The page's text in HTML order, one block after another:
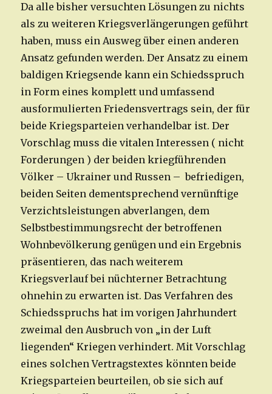
Da alle bisher versuchten Lösungen zu nichts
als zu weiteren Kriegsverlängerungen geführt
haben, muss ein Ausweg über einen anderen
Ansatz gefunden werden. Der Ansatz zu einem
baldigen Kriegsende kann ein Schiedsspruch
in Form eines komplett und umfassend
ausformulierten Friedensvertrags sein, der für
beide Kriegsparteien verhandelbar ist. Der
Vorschlag muss die vitalen Interessen ( nicht
Forderungen ) der beiden kriegführenden
Völker – Ukrainer und Russen – befriedigen,
beiden Seiten dementsprechend vernünftige
Verzichtsleistungen abverlangen, dem
Selbstbestimmungsrecht der betroffenen
Wohnbevölkerung genügen und ein Ergebnis
präsentieren, das nach weiterem
Kriegsverlauf bei nüchterner Betrachtung
ohnehin zu erwarten ist. Das Verfahren des
Schiedsspruchs hat im vorigen Jahrhundert
zweimal den Ausbruch von „in der Luft
liegenden“ Kriegen verhindert. Mit Vorschlag
eines solchen Vertragstextes könnten beide
Kriegsparteien beurteilen, ob sie sich auf